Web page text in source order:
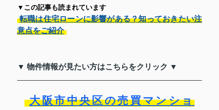
▼この記事も読まれています
転職は住宅ローンに影響がある？知っておきたい注
意点をご紹介
▼ 物件情報が見たい方はこちらをクリック ▼
大阪市中央区の売買マンショ